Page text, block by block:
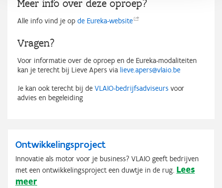
Meer info over deze oproep?
Alle info vind je op de Eureka-website
Vragen?
Voor informatie over de oproep en de Eureka-modaliteiten
kan je terecht bij Lieve Apers via lieve.apers@vlaio.be
Je kan ook terecht bij de VLAIO-bedrijfsadviseurs voor
advies en begeleiding
Ontwikkelingsproject
Innovatie als motor voor je business? VLAIO geeft bedrijven
met een ontwikkelingsproject een duwtje in de rug. Lees
meer